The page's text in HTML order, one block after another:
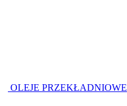
OLEJE PRZEKŁADNIOWE